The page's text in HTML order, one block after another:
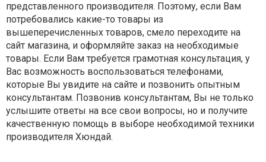
представленного производителя. Поэтому, если Вам
потребовались какие-то товары из
вышеперечисленных товаров, смело переходите на
сайт магазина, и оформляйте заказ на необходимые
товары. Если Вам требуется грамотная консультация, у
Вас возможность воспользоваться телефонами,
которые Вы увидите на сайте и позвонить опытным
консультантам. Позвонив консультантам, Вы не только
услышите ответы на все свои вопросы, но и получите
качественную помощь в выборе необходимой техники
производителя Хюндай.